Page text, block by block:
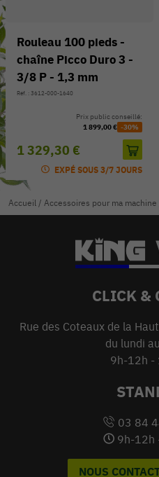
Rouleau 100 pieds -
chaîne Picco Duro 3 -
3/8 P - 1,3 mm
Réf. : 3612-000-1640
1 329,30 €
Prix public conseillé:
1 899,00 € -30%
EXPÉ SOUS 3/7 JOURS
Accueil / Accessoires pour ma machine
CLICK &
Rue des Coteaux de la
du lundi
9h-12h -
03 84
9h-12h
NOUS